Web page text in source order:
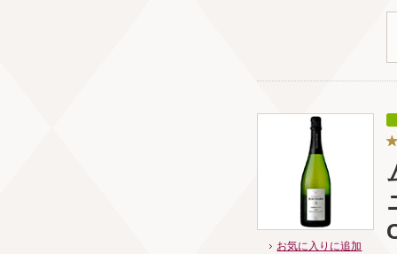
お気に入りに追加